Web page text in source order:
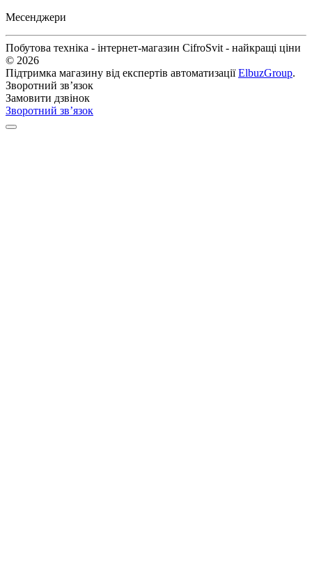
Месенджери
Побутова техніка - інтернет-магазин CifroSvit - найкращі ціни
© 2026
Підтримка магазину від експертів автоматизаціїElbuzGroup.
Зворотний зв’язок
Замовити дзвінок
Зворотний зв’язок